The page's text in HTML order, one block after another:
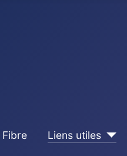
Fibre Liens utiles